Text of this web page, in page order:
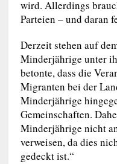
wird. Allerdings
Parteien – und daran
Derzeit stehen auf
Minderjährige unter
betonte, dass die
Migranten bei der
Minderjährige
Gemeinschaften.
Minderjährige nicht
verweisen, da dies
gedeckt ist.“